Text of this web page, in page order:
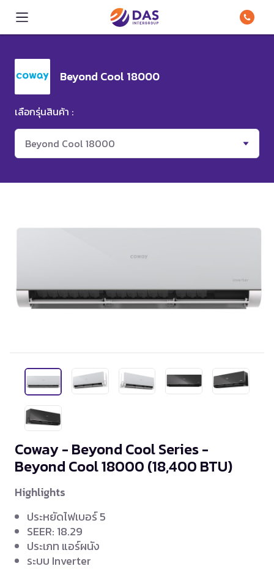
Beyond Cool 18000
เลือกรุ่นสินค้า :
Beyond Cool 18000
Coway - Beyond Cool Series -
Beyond Cool 18000 (18,400 BTU)
Highlights
ประหยัดไฟเบอร์ 5
SEER: 18.29
ประเภท แอร์ผนัง
ระบบ Inverter